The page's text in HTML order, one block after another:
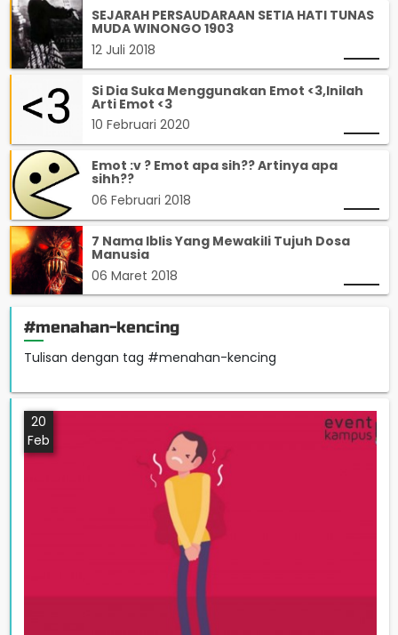
SEJARAH PERSAUDARAAN SETIA HATI TUNAS
MUDA WINONGO 1903
12 Juli 2018
Si Dia Suka Menggunakan Emot <3,Inilah
Arti Emot <3
10 Februari 2020
Emot :v ? Emot apa sih?? Artinya apa
sihh??
06 Februari 2018
7 Nama Iblis Yang Mewakili Tujuh Dosa
Manusia
06 Maret 2018
#menahan-kencing
Tulisan dengan tag #menahan-kencing
20
Feb